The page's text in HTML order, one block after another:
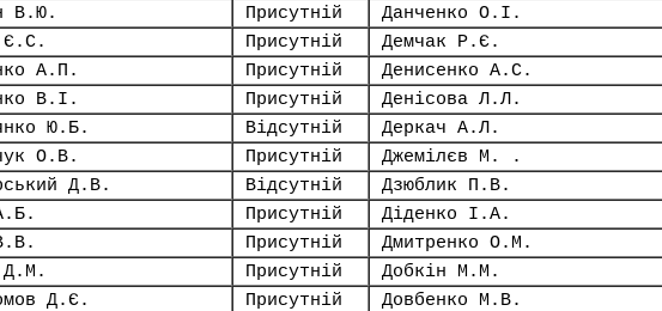
В.Ю.
Присутній Данченко О.І.
Є.С.
Присутній Демчак Р.Є.
А.П.
Присутній Денисенко А.С.
В.І.
Присутній Денісова Л.Л.
Ю.Б.
Відсутній Деркач А.Л.
О.В.
Присутній Джемілєв М. .
Д.В.
Відсутній Дзюблик П.В.
Присутній Діденко І.А.
Присутній Дмитренко О.М.
Д.М.
Присутній Добкін М.М.
Д.Є.
Присутній Довбенко М.В.